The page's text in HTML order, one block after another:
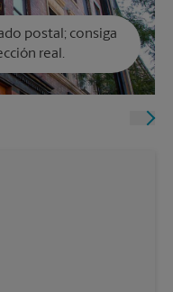
postal; consiga
real.